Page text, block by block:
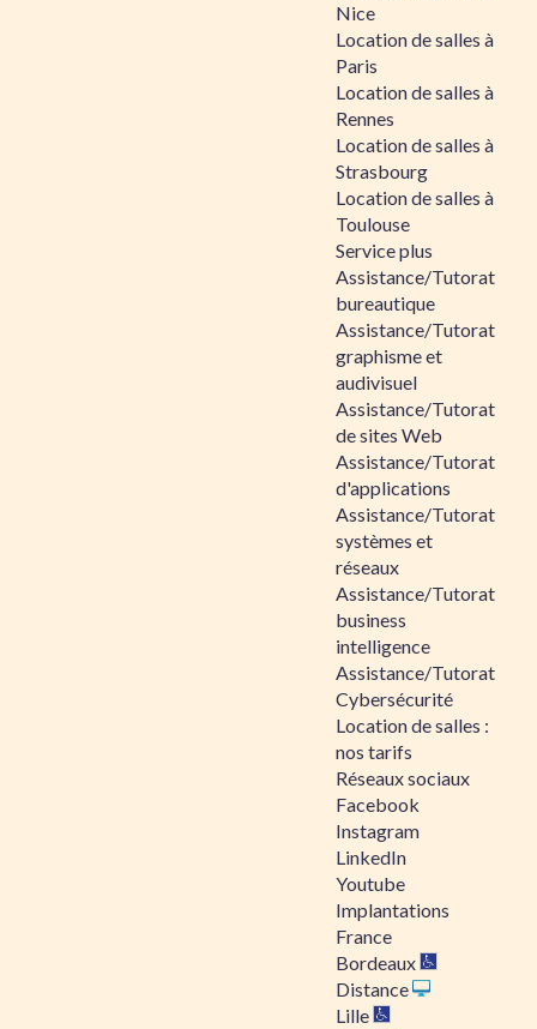
Nice
Location de salles à
Paris
Location de salles à
Rennes
Location de salles à
Strasbourg
Location de salles à
Toulouse
Service plus
Assistance/Tutorat
bureautique
Assistance/Tutorat
graphisme et
audivisuel
Assistance/Tutorat
de sites Web
Assistance/Tutorat
d'applications
Assistance/Tutorat
systèmes et
réseaux
Assistance/Tutorat
business
intelligence
Assistance/Tutorat
Cybersécurité
Location de salles :
nos tarifs
Réseaux sociaux
Facebook
Instagram
LinkedIn
Youtube
Implantations
France
Bordeaux
Distance
Lille